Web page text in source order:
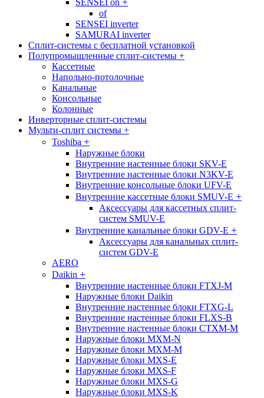
SENSEI on
of
SENSEI inverter
SAMURAI inverter
Сплит-системы с бесплатной установкой
Полупромышленные сплит-системы +
Кассетные
Напольно-потолочные
Канальные
Консольные
Колонные
Инверторные сплит-системы
Мульти-сплит системы +
Toshiba +
Наружные блоки
Внутренние настенные блоки SKV-E
Внутренние настенные блоки N3KV-E
Внутренние консольные блоки UFV-E
Внутренние кассетные блоки SMUV-E +
Аксессуары для кассетных сплит-
систем SMUV-E
Внутренние канальные блоки GDV-E +
Аксессуары для канальных сплит-
систем GDV-E
AERO
Daikin +
Внутренние настенные блоки FTXJ-M
Наружные блоки Daikin
Внутренние настенные блоки FTXG-L
Внутренние настенные блоки FLXS-B
Внутренние настенные блоки CTXM-M
Наружные блоки MXM-N
Наружные блоки MXM-M
Наружные блоки MXS-E
Наружные блоки MXS-F
Наружные блоки MXS-G
Наружные блоки MXS-K